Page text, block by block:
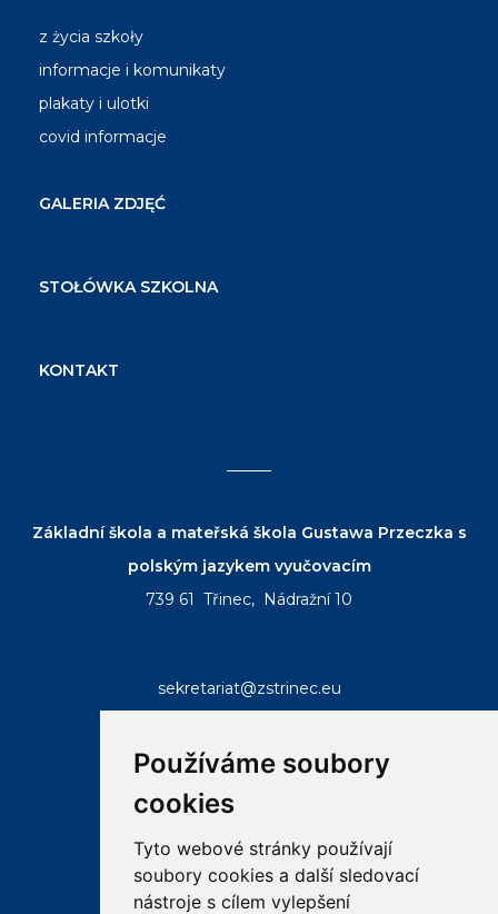
Používáme soubory
cookies
Tyto webové stránky používají
soubory cookies a další sledovací
nástroje s cílem vylepšení
z życia szkoły
informacje i komunikaty
plakaty i ulotki
covid informacje
GALERIA ZDJĘĆ
STOŁÓWKA SZKOLNA
KONTAKT
Základní škola a mateřská škola Gustawa Przeczka s
polským jazykem vyučovacím
739 61 Třinec, Nádražní 10
sekretariat@zstrinec.eu
tel.:+420 773 746 958
RYCHLÉ ODKAZY